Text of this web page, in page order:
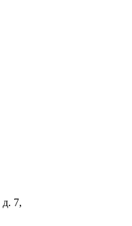
7,